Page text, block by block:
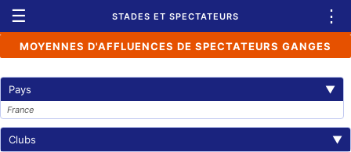
☰ STADES ET SPECTATEURS ⋮
MOYENNES D'AFFLUENCES DE SPECTATEURS GANGES
Pays ▼
France
Clubs ▼